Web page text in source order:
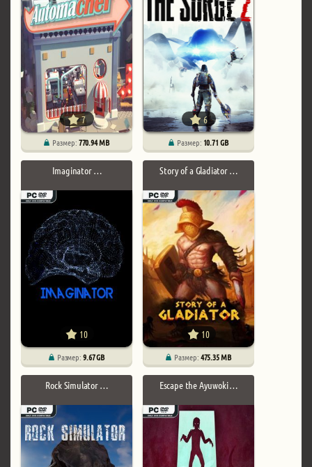
7
Размер:770.94 MB
6
Размер: 10.71 GB
Imaginator …
10
Размер:9.67 GB
Story of a Gladiator …
10
Размер:475.35 MB
Rock Simulator … Escape the Ayuwoki …